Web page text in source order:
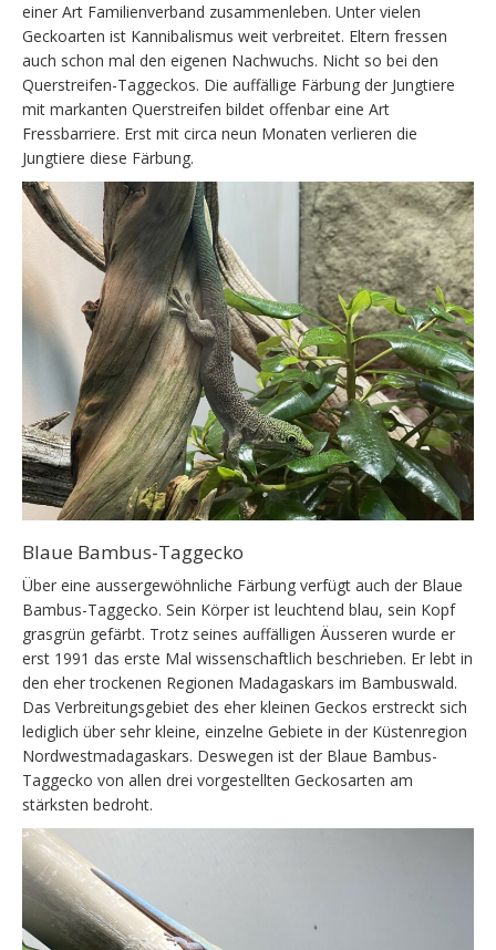
einer Art Familienverband zusammenleben. Unter vielen
Geckoarten ist Kannibalismus weit verbreitet. Eltern fressen
auch schon mal den eigenen Nachwuchs. Nicht so bei den
Querstreifen-Taggeckos. Die auffällige Färbung der Jungtiere
mit markanten Querstreifen bildet offenbar eine Art
Fressbarriere. Erst mit circa neun Monaten verlieren die
Jungtiere diese Färbung.
Blaue Bambus-Taggecko
Über eine aussergewöhnliche Färbung verfügt auch der Blaue
Bambus-Taggecko. Sein Körper ist leuchtend blau, sein Kopf
grasgrün gefärbt. Trotz seines auffälligen Äusseren wurde er
erst 1991 das erste Mal wissenschaftlich beschrieben. Er lebt in
den eher trockenen Regionen Madagaskars im Bambuswald.
Das Verbreitungsgebiet des eher kleinen Geckos erstreckt sich
lediglich über sehr kleine, einzelne Gebiete in der Küstenregion
Nordwestmadagaskars. Deswegen ist der Blaue Bambus-
Taggecko von allen drei vorgestellten Geckosarten am
stärksten bedroht.